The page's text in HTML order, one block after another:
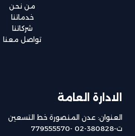
من نحن
خدماتنا
شركاتنا
تواصل معنا
الادارة العامة
العنوان: عدن المنصورة خط التسعين
ت-380828-02 -779555570